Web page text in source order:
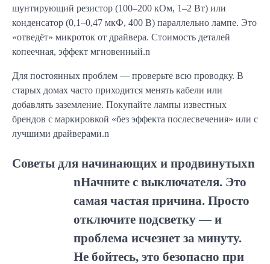
шунтирующий резистор (100–200 кОм, 1–2 Вт) или
конденсатор (0,1–0,47 мкФ, 400 В) параллельно лампе. Это
«отведёт» микроток от драйвера. Стоимость деталей
копеечная, эффект мгновенный.n
Для постоянных проблем — проверьте всю проводку. В
старых домах часто приходится менять кабели или
добавлять заземление. Покупайте лампы известных
брендов с маркировкой «без эффекта послесвечения» или с
лучшими драйверами.n
Советы для начинающих и продвинутыхn
nНачните с выключателя. Это
самая частая причина. Просто
отключите подсветку — и
проблема исчезнет за минуту.
Не бойтесь, это безопасно при